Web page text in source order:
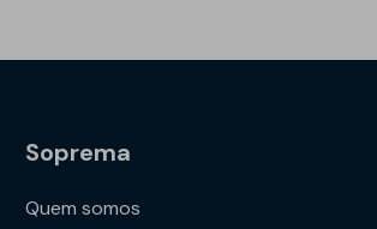
Soprema
Quem somos